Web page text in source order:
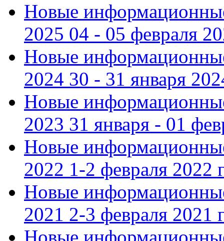
Новые
2025 04 - 05 февраля
Новые
2024 30 - 31 января
Новые
2023 31 января - 01
Новые
2022 1-2 февраля 2022
Новые
2021 2-3 февраля 2021